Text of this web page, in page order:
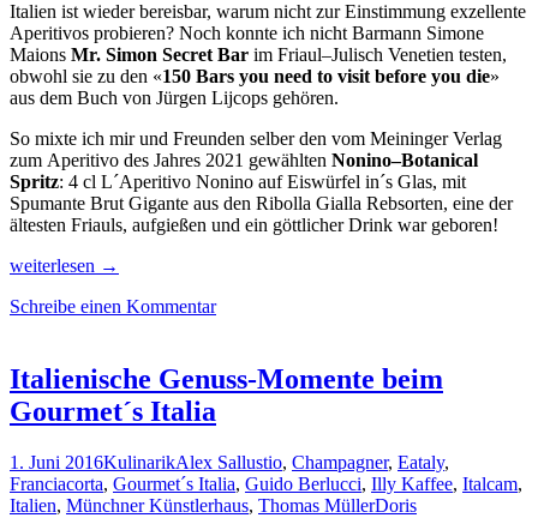
Italien ist wieder bereisbar, warum nicht zur Einstimmung exzellente
Aperitivos probieren? Noch konnte ich nicht Barmann Simone
Maions Mr. Simon Secret Bar im Friaul–Julisch Venetien testen,
obwohl sie zu den «150 Bars you need to visit before you die»
aus dem Buch von Jürgen Lijcops gehören.
So mixte ich mir und Freunden selber den vom Meininger Verlag
zum Aperitivo des Jahres 2021 gewählten Nonino–Botanical
Spritz: 4 cl L´Aperitivo Nonino auf Eiswürfel in´s Glas, mit
Spumante Brut Gigante aus den Ribolla Gialla Rebsorten, eine der
ältesten Friauls, aufgießen und ein göttlicher Drink war geboren!
Italienische
Momente
Friaul
für
Genießer
weiterlesen →
Schreibe einen Kommentar
Italienische Genuss-Momente beim
Gourmet´s Italia
1. Juni 2016KulinarikAlex Sallustio, Champagner, Eataly,
Franciacorta, Gourmet´s Italia, Guido Berlucci, Illy Kaffee, Italcam,
Italien, Münchner Künstlerhaus, Thomas MüllerDoris